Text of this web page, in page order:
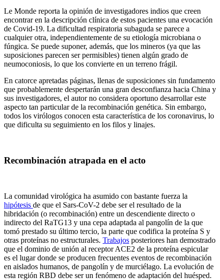
Le Monde reporta la opinión de investigadores indios que creen
encontrar en la descripción clínica de estos pacientes una evocación
de Covid-19. La dificultad respiratoria subaguda se parece a
cualquier otra, independientemente de su etiología microbiana o
fúngica. Se puede suponer, además, que los mineros (ya que las
suposiciones parecen ser permisibles) tienen algún grado de
neumoconiosis, lo que los convierte en un terreno frágil.
En catorce apretadas páginas, llenas de suposiciones sin fundamento
que probablemente despertarán una gran desconfianza hacia China y
sus investigadores, el autor no considera oportuno desarrollar este
aspecto tan particular de la recombinación genética. Sin embargo,
todos los virólogos conocen esta característica de los coronavirus, lo
que dificulta su seguimiento en los filos y linajes.
Recombinación atrapada en el acto
La comunidad virológica ha asumido con bastante fuerza la
hipótesis de que el Sars-CoV-2 debe ser el resultado de la
hibridación (o recombinación) entre un descendiente directo o
indirecto del RaTG13 y una cepa adaptada al pangolín de la que
tomó prestado su último tercio, la parte que codifica la proteína S y
otras proteínas no estructurales. Trabajos posteriores han demostrado
que el dominio de unión al receptor ACE2 de la proteína espicular
es el lugar donde se producen frecuentes eventos de recombinación
en aislados humanos, de pangolín y de murciélago. La evolución de
esta región RBD debe ser un fenómeno de adaptación del huésped.